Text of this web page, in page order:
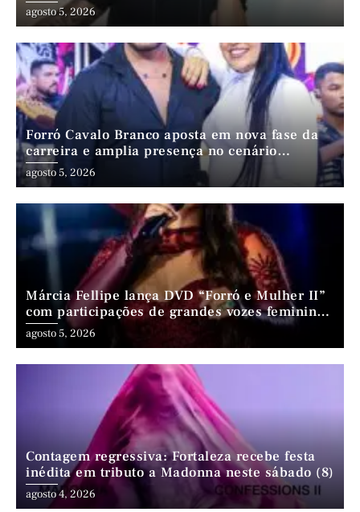
agosto 5, 2026
Forró Cavalo Branco aposta em nova fase da
carreira e amplia presença no cenário
nordestino
agosto 5, 2026
Márcia Fellipe lança DVD “Forró e Mulher II”
com participações de grandes vozes femininas
do forró
agosto 5, 2026
Contagem regressiva: Fortaleza recebe festa
inédita em tributo a Madonna neste sábado (8)
agosto 4, 2026